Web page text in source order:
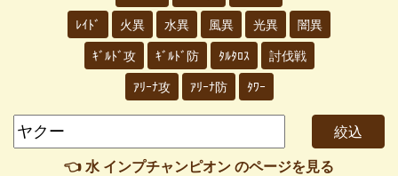
ﾚｲﾄﾞ 火異 水異 風異 光異 闇異
ｷﾞﾙﾄﾞ攻 ｷﾞﾙﾄﾞ防 ﾀﾙﾀﾛｽ 討伐戦
ｱﾘｰﾅ攻 ｱﾘｰﾅ防 ﾀﾜｰ
👈 水 インプチャンピオン のページを見る